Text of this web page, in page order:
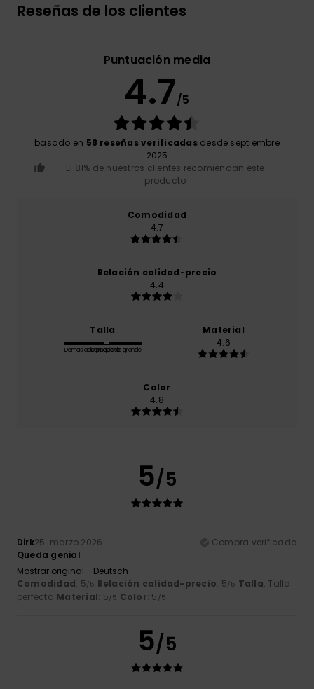
Reseñas de los clientes
Puntuación media
4.7/5
basado en 58 reseñas verificadasdesde septiembre
2025
El 81% de nuestros clientes recomiendan este
producto
Comodidad
4.7
Relación calidad-precio
4.4
Talla
Demasiado pequeño
Demasiado grande
Material
4.6
Color
4.8
5/5
Dirk25. marzo 2026
Compra verificada
Queda genial
Mostrar original - Deutsch
Comodidad: 5/5 Relación calidad-precio: 5/5 Talla: Talla
perfecta Material: 5/5 Color: 5 /5
5/5